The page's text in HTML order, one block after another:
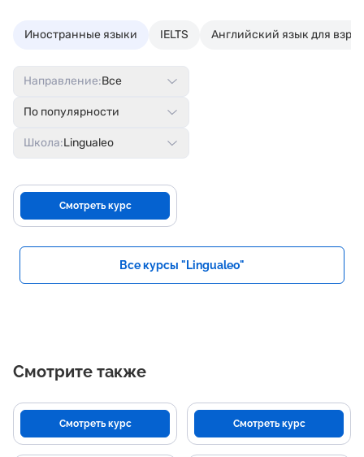
Иностранные языки IELTS Английский язык для
Школа:Lingualeo
По популярности
Направление:Все
Смотреть курс
Все курсы "Lingualeo"
Смотрите также
Смотреть курс Смотреть курс